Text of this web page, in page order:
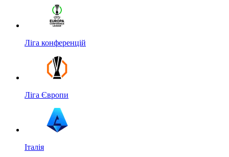
Ліга конференцій
Ліга Європи
Італія